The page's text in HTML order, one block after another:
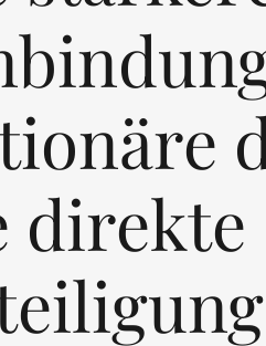
direkte